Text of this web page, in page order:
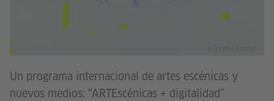
Un programa internacional de artes escénicas y
nuevos medios: “ARTEscénicas + digitalidad”
© Goethe-Institut